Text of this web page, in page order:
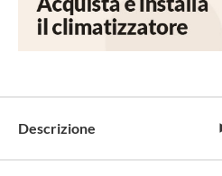
Descrizione